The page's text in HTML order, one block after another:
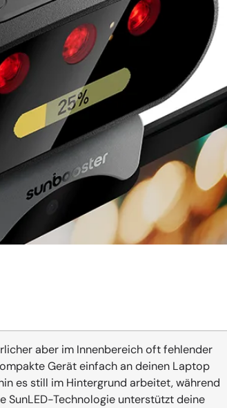
aber im Innenbereich oft fehlender
Gerät einfach an deinen Laptop
es still im Hintergrund arbeitet, während
SunLED-Technologie unterstützt deine